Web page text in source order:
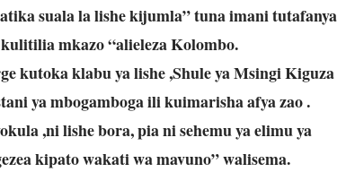
suala la lishe kijumla” tuna imani tutafanya
mkazo “alieleza Kolombo.
kutoka klabu ya lishe ,Shule ya Msingi Kiguza
ya mbogamboga ili kuimarisha afya zao .
,ni lishe bora, pia ni sehemu ya elimu ya
kipato wakati wa mavuno” walisema.